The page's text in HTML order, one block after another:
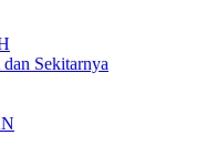
Sekitarnya